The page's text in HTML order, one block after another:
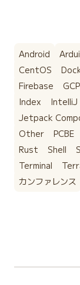
Android
CentOS
Firebase
GCP
Index
IntelliJ
Jetpack
Other
PCBE
Rust
Shell
Terminal
カンファレンス